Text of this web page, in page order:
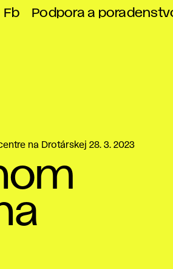
Fb Podpora a
na Drotárskej 28. 3. 2023